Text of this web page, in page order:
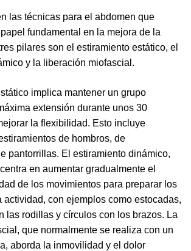
las técnicas para el abdomen que
fundamental en la mejora de la
pilares son el estiramiento estático, el
y la liberación miofascial.
implica mantener un grupo
extensión durante unos 30
la flexibilidad. Esto incluye
de hombros, de
pantorrillas. El estiramiento dinámico,
en aumentar gradualmente el
de los movimientos para preparar los
actividad, con ejemplos como estocadas,
las rodillas y círculos con los brazos. La
que normalmente se realiza con un
aborda la inmovilidad y el dolor